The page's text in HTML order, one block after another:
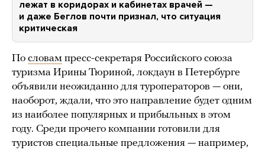
лежат в коридорах и кабинетах врачей —
и даже Беглов почти признал, что ситуация
критическая
По словам пресс-секретаря Российского союза
туризма Ирины Тюриной, локдаун в Петербурге
объявили неожиданно для туроператоров — они,
наоборот, ждали, что это направление будет одним
из наиболее популярных и прибыльных в этом
году. Среди прочего компании готовили для
туристов специальные предложения — например,